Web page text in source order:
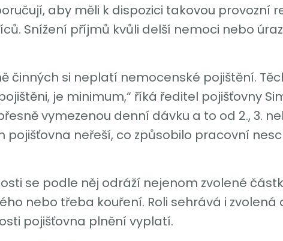
aby měli k dispozici takovou provozní
Snížení příjmů kvůli delší nemoci nebo
činných si neplatí nemocenské pojištění.
je minimum,“ říká ředitel pojišťovny
vymezenou denní dávku a to od 2., 3.
pojišťovna neřeší, co způsobilo pracovní
se podle něj odráží nejenom zvolené
nebo třeba kouření. Roli sehrává i
pojišťovna plnění vyplatí.